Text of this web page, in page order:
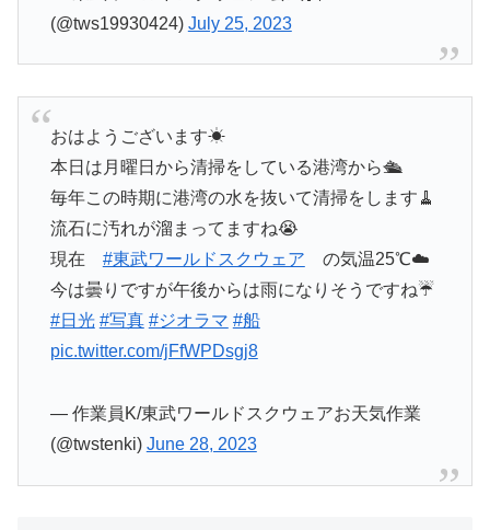
(@tws19930424) July 25, 2023
おはようございます☀
本日は月曜日から清掃をしている港湾から🛳
毎年この時期に港湾の水を抜いて清掃をします🧹
流石に汚れが溜まってますね😭
現在 #東武ワールドスクウェア の気温25℃☁️
今は曇りですが午後からは雨になりそうですね☔️
#日光 #写真 #ジオラマ #船
pic.twitter.com/jFfWPDsgj8
— 作業員K/東武ワールドスクウェアお天気作業
(@twstenki) June 28, 2023